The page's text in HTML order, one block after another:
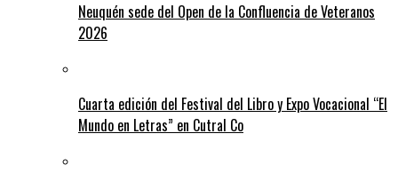
Neuquén sede del Open de la Confluencia de Veteranos
2026
Cuarta edición del Festival del Libro y Expo Vocacional “El
Mundo en Letras” en Cutral Co